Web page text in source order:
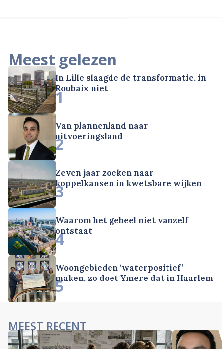
Meest gelezen
In Lille slaagde de transformatie, in
Roubaix niet
1
Van plannenland naar
uitvoeringsland
2
Zeven jaar zoeken naar
koppelkansen in kwetsbare wijken
3
Waarom het geheel niet vanzelf
ontstaat
4
Woongebieden ‘waterpositief’
maken, zo doet Ymere dat in Haarlem
5
MEEST RECENT